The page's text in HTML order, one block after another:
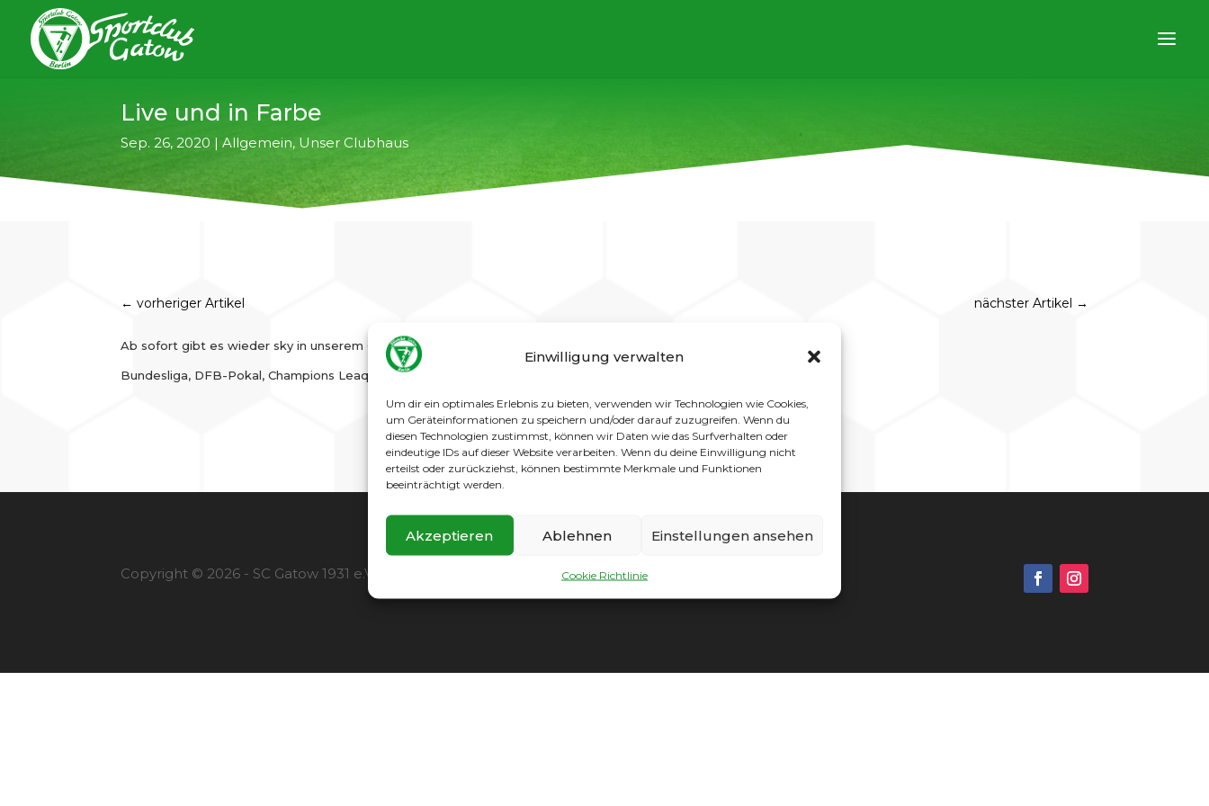
Einwilligung verwalten
Um dir ein optimales Erlebnis zu bieten, verwenden wir Technologien wie Cookies,
um Geräteinformationen zu speichern und/oder darauf zuzugreifen. Wenn du
diesen Technologien zustimmst, können wir Daten wie das Surfverhalten oder
eindeutige IDs auf dieser Website verarbeiten. Wenn du deine Einwilligung nicht
erteilst oder zurückziehst, können bestimmte Merkmale und Funktionen
beeinträchtigt werden.
Akzeptieren Ablehnen Einstellungen ansehen
Cookie Richtlinie
Live und in Farbe
Sep. 26, 2020 |Allgemein, Unser Clubhaus
←vorheriger Artikel nächster Artikel →
Ab sofort gibt es wieder sky in unserem Clubhaus.
Bundesliga, DFB-Pokal, Champions Leaque – alles live und in Farbe.
Copyright © 2026 - SC Gatow 1931 e.V. | Datenschutz|Cookie Richtlinie